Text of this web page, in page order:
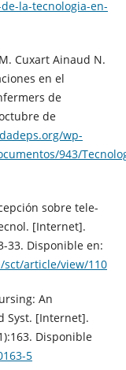
la-tecnologia-en-
Cuxart Ainaud N.
en el
de
de
wp-
943/
sobre tele-
[Internet].
33. Disponible en:
article/view/110
An
Syst. [Internet].
Disponible
5